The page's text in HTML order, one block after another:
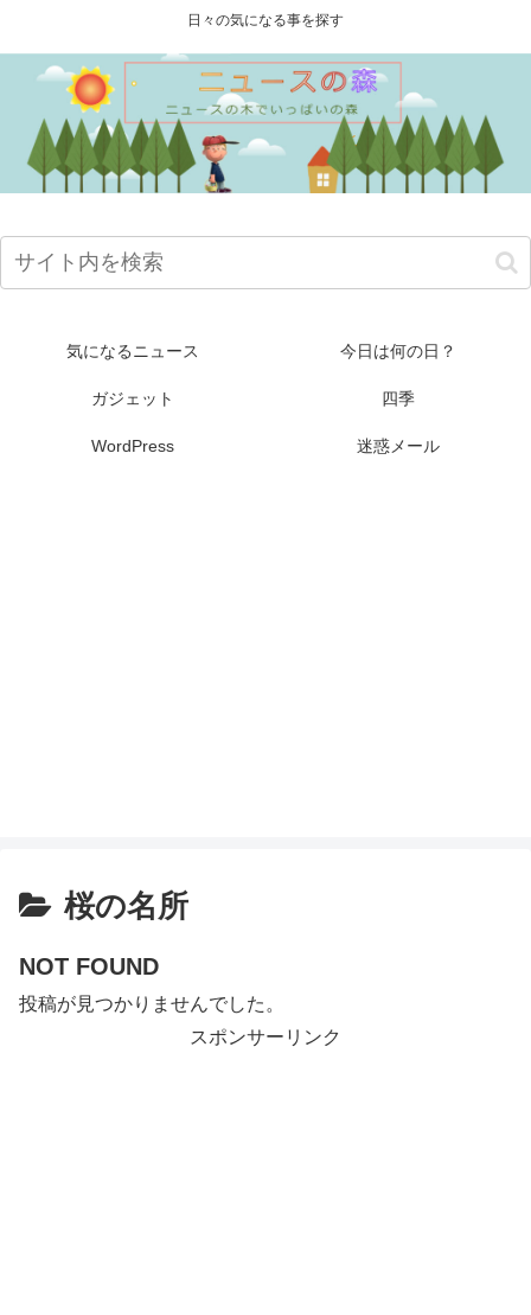
日々の気になる事を探す
気になるニュース 今日は何の日？
ガジェット 四季
WordPress 迷惑メール
桜の名所
NOT FOUND
投稿が見つかりませんでした。
スポンサーリンク